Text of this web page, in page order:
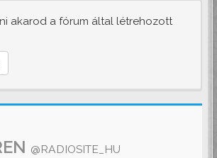
akarod a fórum által létrehozott
@RADIOSITE_HU